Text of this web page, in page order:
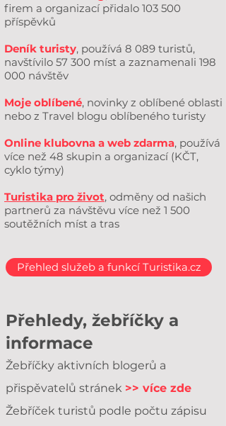
firem a organizací přidalo 103 500
příspěvků
Deník turisty, používá 8 089 turistů,
navštívilo 57 300 míst a zaznamenali 198
000 návštěv
Moje oblíbené, novinky z oblíbené oblasti
nebo z Travel blogu oblíbeného turisty
Online klubovna a web zdarma, používá
více než 48 skupin a organizací (KČT,
cyklo týmy)
Turistika pro život, odměny od našich
partnerů za návštěvu více než 1 500
soutěžních míst a tras
Přehled služeb a funkcí Turistika.cz
Přehledy, žebříčky a
informace
Žebříčky aktivních blogerů a
přispěvatelů stránek >> více zde
Žebříček turistů podle počtu zápisu